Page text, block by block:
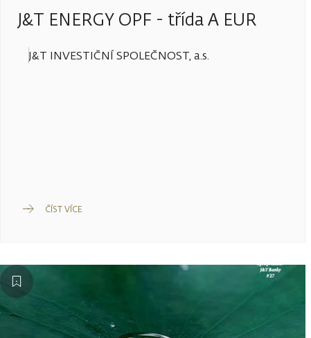
J&T ENERGY OPF - třída A EUR
J&T INVESTIČNÍ SPOLEČNOST, a.s.
ČÍST VÍCE